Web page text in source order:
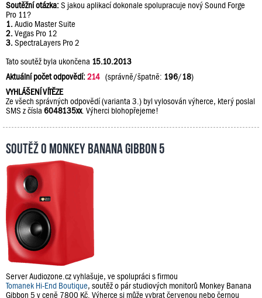
Soutěžní otázka:S jakou aplikací dokonale spolupracuje nový Sound Forge
Pro 11?
1.Audio Master Suite
2.Vegas Pro 12
3.SpectraLayers Pro 2
Tato soutěž byla ukončena 15.10.2013
Aktuální počet odpovědí:214 (správně/špatně: 196/18)
VYHLÁŠENÍ VÍTĚZE
Ze všech správných odpovědí (varianta 3.) byl vylosován výherce, který poslal
SMS z čísla 6048135xx. Výherci blohopřejeme!
Soutěž o Monkey Banana Gibbon 5
Server Audiozone.cz vyhlašuje, ve spolupráci s firmou
Tomanek Hi-End Boutique, soutěž o pár studiových monitorů Monkey Banana
Gibbon 5 v ceně 7800 Kč. Výherce si může vybrat červenou nebo černou